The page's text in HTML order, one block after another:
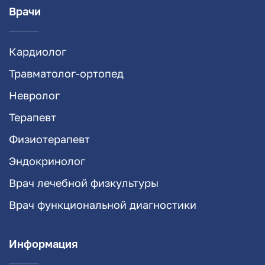
Врачи
Кардиолог
Травматолог-ортопед
Невролог
Терапевт
Физиотерапевт
Эндокринолог
Врач лечебной физкультуры
Врач функциональной диагностики
Информация